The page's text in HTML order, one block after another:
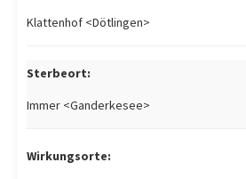
Klattenhof <Dötlingen>
Sterbeort:
Immer <Ganderkesee>
Wirkungsorte: